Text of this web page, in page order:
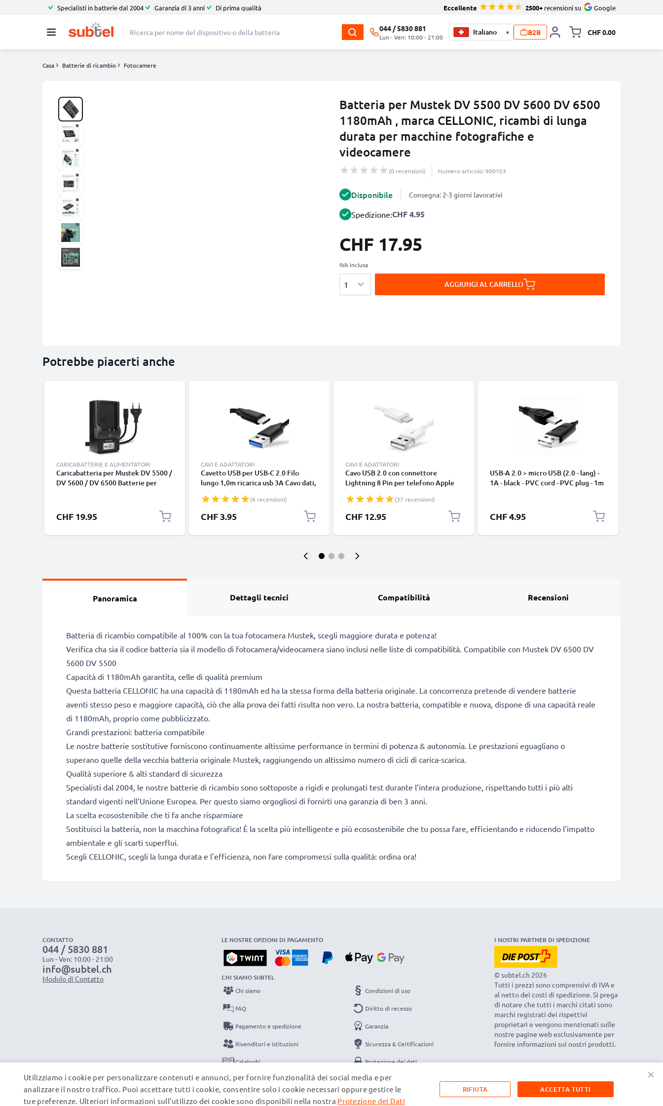
Specialisti in batterie dal 2004 Garanzia di 3 anni Di prima qualità Eccellente 2500+ recensioni su Google
044 / 5830 881
Lun - Ven: 10:00 - 21:00
▾ B2B CHF 0.00
Casa Batterie di ricambio Fotocamere
Batteria per Mustek DV 5500 DV 5600 DV 6500
1180mAh , marca CELLONIC, ricambi di lunga
durata per macchine fotografiche e
videocamere
(0 recensioni) Numero articolo: 900103
Disponibile Consegna: 2-3 giorni lavorativi
Spedizione:CHF 4.95
CHF 17.95
IVA inclusa
AGGIUNGI AL CARRELLO
Potrebbe piacerti anche
CARICABATTERIE E ALIMENTATORI
Caricabatteria per Mustek DV 5500 /
DV 5600 / DV 6500 Batterie per
CHF 19.95
CAVI E ADATTATORI
Cavetto USB per USB-C 2.0 Filo
lungo 1,0m ricarica usb 3A Cavo dati,
smartphone (Samsung, Huawei,
Google Pixel), fotocamera Canon,
Panasonic Lumix, Sony connettore
(6 recensioni)
CHF 3.95
CAVI E ADATTATORI
Cavo USB 2.0 con connettore
Lightning 8 Pin per telefono Apple
SE filo di 1m cavetto dati & ricarica
in bianco per cellulare
(37 recensioni)
CHF 12.95
USB-A 2.0 > micro USB (2.0 - lang) -
1A - black - PVC cord - PVC plug - 1m
CHF 4.95
Panoramica Dettagli tecnici Compatibilità Recensioni
Batteria di ricambio compatibile al 100% con la tua fotocamera Mustek, scegli maggiore durata e potenza!
Verifica cha sia il codice batteria sia il modello di fotocamera/videocamera siano inclusi nelle liste di compatibilità. Compatibile con Mustek DV 6500 DV
5600 DV 5500
Capacità di 1180mAh garantita, celle di qualità premium
Questa batteria CELLONIC ha una capacità di 1180mAh ed ha la stessa forma della batteria originale. La concorrenza pretende di vendere batterie
aventi stesso peso e maggiore capacità, ciò che alla prova dei fatti risulta non vero. La nostra batteria, compatible e nuova, dispone di una capacità reale
di 1180mAh, proprio come pubblicizzato.
Grandi prestazioni: batteria compatibile
Le nostre batterie sostitutive forniscono continuamente altissime performance in termini di potenza & autonomia. Le prestazioni eguagliano o
superano quelle della vecchia batteria originale Mustek, raggiungendo un altissimo numero di cicli di carica-scarica.
Qualità superiore & alti standard di sicurezza
Specialisti dal 2004, le nostre batterie di ricambio sono sottoposte a rigidi e prolungati test durante l’intera produzione, rispettando tutti i più alti
standard vigenti nell’Unione Europea. Per questo siamo orgogliosi di fornirti una garanzia di ben 3 anni.
La scelta ecosostenibile che ti fa anche risparmiare
Sostituisci la batteria, non la macchina fotografica! È la scelta più intelligente e più ecosostenibile che tu possa fare, efficientando e riducendo l’impatto
ambientale e gli scarti superflui.
Scegli CELLONIC, scegli la lunga durata e l'efficienza, non fare compromessi sulla qualità: ordina ora!
CONTATTO
044 / 5830 881
Lun - Ven: 10:00 - 21:00
info@subtel.ch
Modulo di Contatto
LE NOSTRE OPZIONI DI PAGAMENTO
CHI SIAMO SUBTEL
Chi siamo
FAQ
Pagamento e spedizione
Rivenditori e istituzioni
Cataloghi
Contatti
Condizioni di uso
Diritto di recesso
Garanzia
Sicurezza & Certificazioni
Protezione dei dati
Note legali
I NOSTRI PARTNER DI SPEDIZIONE
© subtel.ch 2026
Tutti i prezzi sono comprensivi di IVA e
al netto dei costi di spedizione. Si prega
di notare che tutti i marchi citati sono
marchi registrati dei rispettivi
proprietari e vengono menzionati sulle
nostre pagine web esclusivamente per
fornire informazioni sui nostri prodotti.
×
Utilizziamo i cookie per personalizzare contenuti e annunci, per fornire funzionalità dei social media e per
analizzare il nostro traffico. Puoi accettare tutti i cookie, consentire solo i cookie necessari oppure gestire le
tue preferenze. Ulteriori informazioni sull’utilizzo dei cookie sono disponibili nella nostra Protezione dei Dati
ACCETTA TUTTI
RIFIUTA